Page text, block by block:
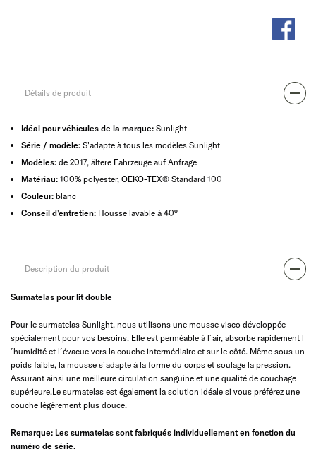
Détails de produit
Idéal pour véhicules de la marque: Sunlight
Série / modèle: S'adapte à tous les modèles Sunlight
Modèles: de 2017, ältere Fahrzeuge auf Anfrage
Matériau: 100% polyester, OEKO-TEX® Standard 100
Couleur: blanc
Conseil d’entretien: Housse lavable à 40°
Description du produit
Surmatelas pour lit double
Pour le surmatelas Sunlight, nous utilisons une mousse visco développée
spécialement pour vos besoins. Elle est perméable à l´air, absorbe rapidement l
´humidité et l´évacue vers la couche intermédiaire et sur le côté. Même sous un
poids faible, la mousse s´adapte à la forme du corps et soulage la pression.
Assurant ainsi une meilleure circulation sanguine et une qualité de couchage
supérieure.Le surmatelas est également la solution idéale si vous préférez une
couche légèrement plus douce.
Remarque: Les surmatelas sont fabriqués individuellement en fonction du
numéro de série.